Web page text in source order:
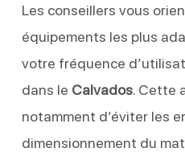
Les conseillers vous
équipements les plus
votre fréquence
dans le Calvados. Cette
notamment d’éviter les
dimensionnement du